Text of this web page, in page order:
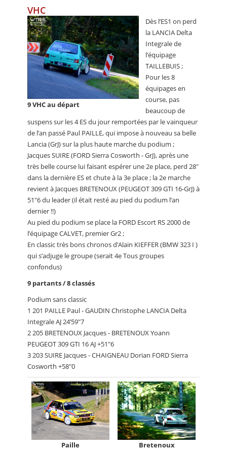
VHC
9 VHC au départ
Dès l’ES1 on perd
la LANCIA Delta
Integrale de
l’équipage
TAILLEBUIS ;
Pour les 8
équipages en
course, pas
beaucoup de
suspens sur les 4 ES du jour remportées par le vainqueur
de l’an passé Paul PAILLE, qui impose à nouveau sa belle
Lancia (GrJ) sur la plus haute marche du podium ;
Jacques SUIRE (FORD Sierra Cosworth - GrJ), après une
très belle course lui faisant espérer une 2e place, perd 28"
dans la dernière ES et chute à la 3e place ; la 2e marche
revient à Jacques BRETENOUX (PEUGEOT 309 GTI 16-GrJ) à
51"6 du leader (il était resté au pied du podium l’an
dernier !!)
Au pied du podium se place la FORD Escort RS 2000 de
l’équipage CALVET, premier Gr2 ;
En classic très bons chronos d’Alain KIEFFER (BMW 323 I )
qui s’adjuge le groupe (serait 4e Tous groupes
confondus)
9 partants / 8 classés
Podium sans classic
1 201 PAILLE Paul - GAUDIN Christophe LANCIA Delta
Integrale AJ 24’59"7
2 205 BRETENOUX Jacques - BRETENOUX Yoann
PEUGEOT 309 GTI 16 AJ +51"6
3 203 SUIRE Jacques - CHAIGNEAU Dorian FORD Sierra
Cosworth +58"0
Paille Bretenoux